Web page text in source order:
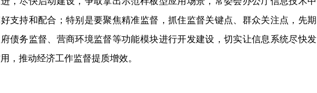
支持和配合；特别是要聚焦精准监督，抓住监督关键点、群众关注点，先期
债务监督、营商环境监督等功能模块进行开发建设，切实让信息系统尽快发
，推动经济工作监督提质增效。